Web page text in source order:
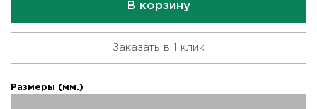
В корзину
Заказать в 1 клик
Размеры (мм.)